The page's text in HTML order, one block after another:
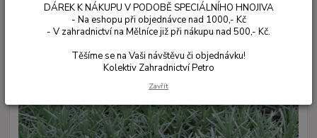
DÁREK K NÁKUPU V PODOBĚ SPECIÁLNÍHO HNOJIVA
- Na eshopu při objednávce nad 1000,- Kč
- V zahradnictví na Mělníce již při nákupu nad 500,- Kč.
Těšíme se na Vaši návštěvu či objednávku!
Kolektiv Zahradnictví Petro
Zavřít